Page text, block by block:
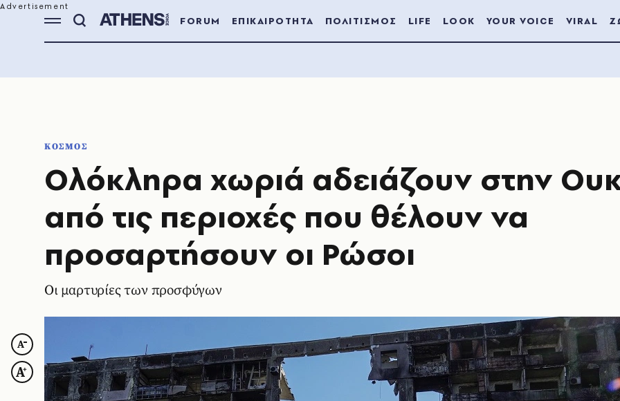
FORUM ΕΠΙΚΑΙΡΟΤΗΤΑ ΠΟΛΙΤΙΣΜΟΣ LIFE LOOK YOUR VOICE VIRAL
ΚΟΣΜΟΣ
Ολόκληρα χωριά αδειάζουν στην
από τις περιοχές που θέλουν να
προσαρτήσουν οι Ρώσοι
Οι μαρτυρίες των προσφύγων